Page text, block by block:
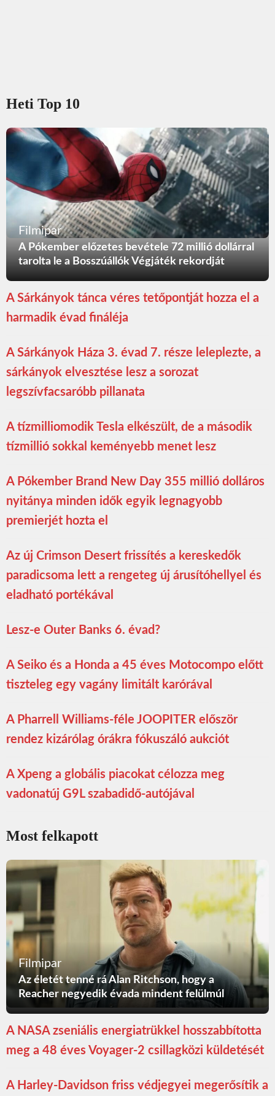
Heti Top 10
Filmipar
A Pókember előzetes bevétele 72 millió dollárral
tarolta le a Bosszúállók Végjáték rekordját
A Sárkányok tánca véres tetőpontját hozza el a
harmadik évad fináléja
A Sárkányok Háza 3. évad 7. része leleplezte, a
sárkányok elvesztése lesz a sorozat
legszívfacsaróbb pillanata
A tízmilliomodik Tesla elkészült, de a második
tízmillió sokkal keményebb menet lesz
A Pókember Brand New Day 355 millió dolláros
nyitánya minden idők egyik legnagyobb
premierjét hozta el
Az új Crimson Desert frissítés a kereskedők
paradicsoma lett a rengeteg új árusítóhellyel és
eladható portékával
Lesz-e Outer Banks 6. évad?
A Seiko és a Honda a 45 éves Motocompo előtt
tiszteleg egy vagány limitált karórával
A Pharrell Williams-féle JOOPITER először
rendez kizárólag órákra fókuszáló aukciót
A Xpeng a globális piacokat célozza meg
vadonatúj G9L szabadidő-autójával
Most felkapott
Filmipar
Az életét tenné rá Alan Ritchson, hogy a
Reacher negyedik évada mindent felülmúl
A NASA zseniális energiatrükkel hosszabbította
meg a 48 éves Voyager-2 csillagközi küldetését
A Harley-Davidson friss védjegyei megerősítik a